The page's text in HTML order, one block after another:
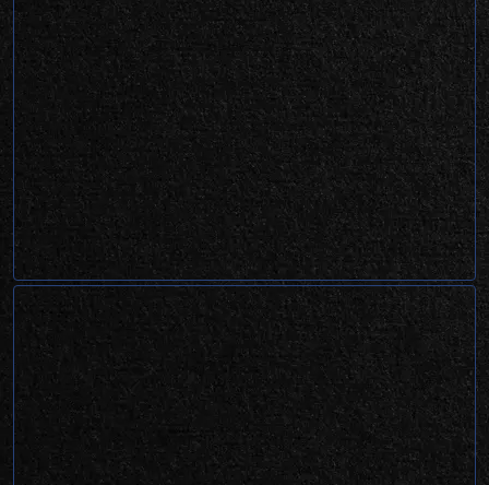
Dim-dim com
crochê
Projeto 360º para um curso de artesanato.
Web design e edição de vídeo. São João da
Boa Vista, 2024.
Adv. Sandro
Menezes